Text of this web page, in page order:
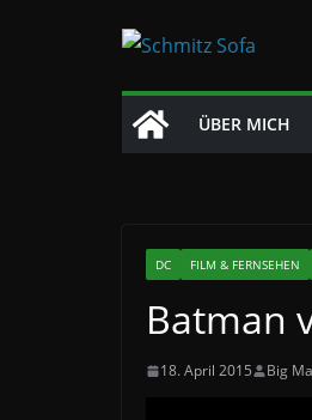
ÜBER MICH
DC FILM & FERNSEHEN
Batman
18. April 2015 Big